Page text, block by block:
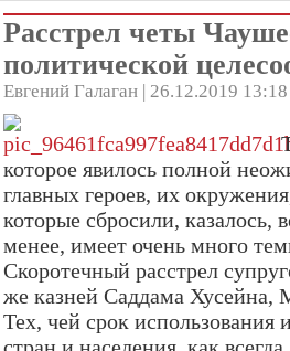
Расстрел четы
политической
Евгений Галаган | 26.12.2019 13:18
которое явилось полной
главных героев, их
которые сбросили, казалось,
менее, имеет очень много
Скоротечный расстрел
же казней Саддама
Тех, чей срок